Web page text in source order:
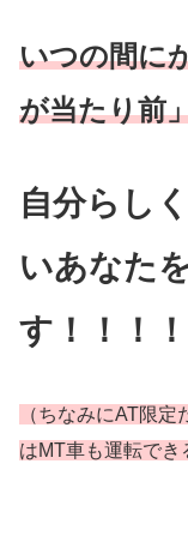
いつの間に
が当たり前
自分らし
いあなた
す！！！！
（ちなみにAT限
はMT車も運転でき